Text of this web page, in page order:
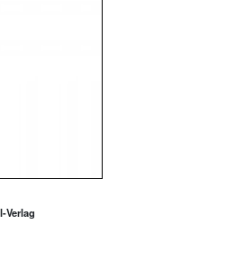
Verlag